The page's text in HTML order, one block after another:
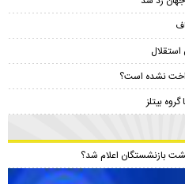
استقلال
نشده است؟
بیتلز
بازنشستگان اعلام شد؟